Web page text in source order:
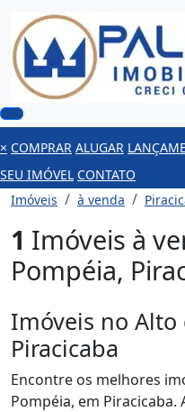
× COMPRAR ALUGAR
SEU IMÓVEL CONTATO
Imóveis
à venda
1 Imóveis à
Pompéia,
Imóveis no Alto
Piracicaba
Encontre os melhores
Pompéia, em Piracicaba.